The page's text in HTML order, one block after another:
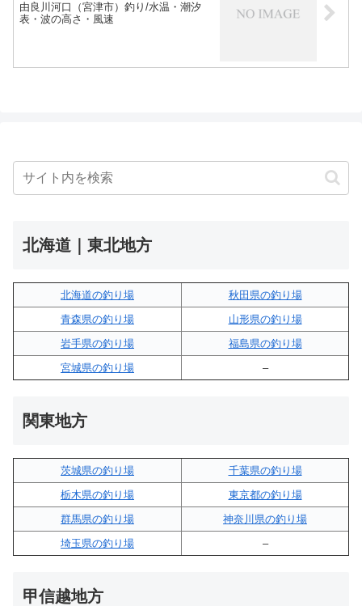
由良川河口（宮津市）釣り/水温・潮汐
表・波の高さ・風速
北海道｜東北地方
北海道の釣り場
秋田県の釣り場
青森県の釣り場
山形県の釣り場
岩手県の釣り場
福島県の釣り場
宮城県の釣り場
–
関東地方
茨城県の釣り場
千葉県の釣り場
栃木県の釣り場
東京都の釣り場
群馬県の釣り場
神奈川県の釣り場
埼玉県の釣り場
–
甲信越地方